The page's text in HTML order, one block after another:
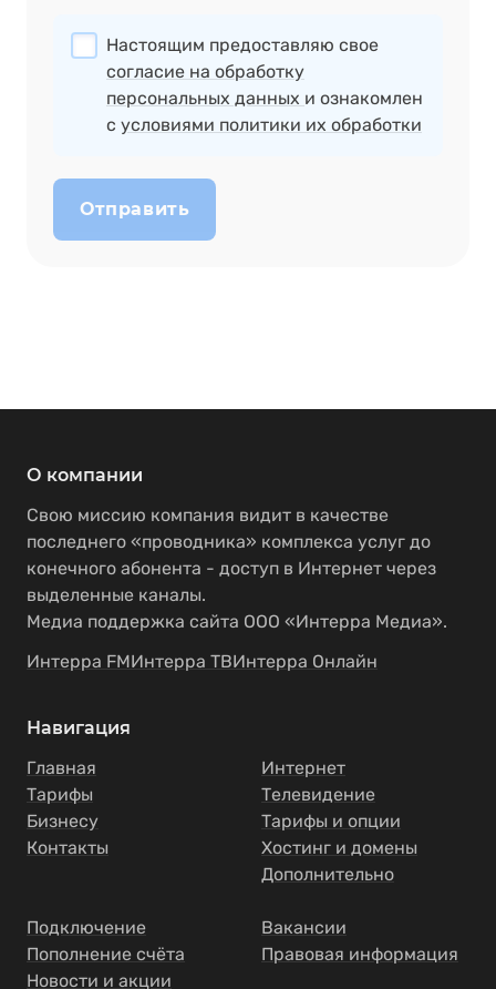
Настоящим предоставляю свое
согласие на обработку
персональных данных и ознакомлен
с условиями политики их обработки
Отправить
О компании
Свою миссию компания видит в качестве
последнего «проводника» комплекса услуг до
конечного абонента - доступ в Интернет через
выделенные каналы.
Медиа поддержка сайта ООО «Интерра Медиа».
Интерра FMИнтерра ТВИнтерра Онлайн
Навигация
Главная
Тарифы
Бизнесу
Контакты
Интернет
Телевидение
Тарифы и опции
Хостинг и домены
Дополнительно
Подключение
Пополнение счёта
Новости и акции
Вакансии
Правовая информация